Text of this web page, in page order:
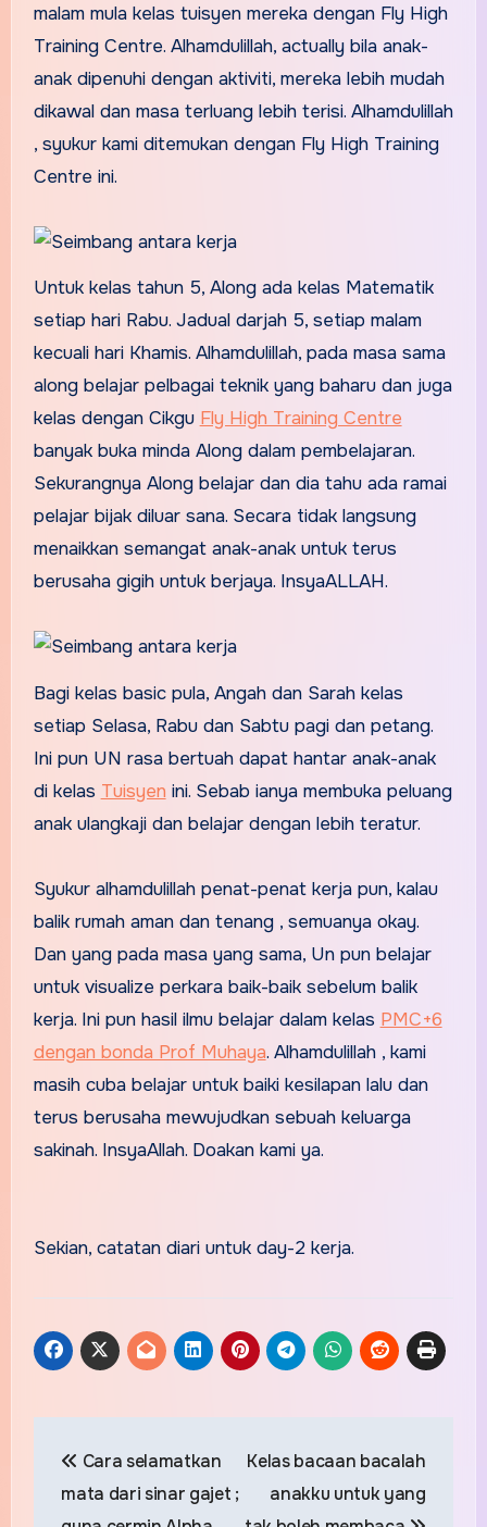
malam mula kelas tuisyen mereka dengan Fly High
Training Centre. Alhamdulillah, actually bila anak-
anak dipenuhi dengan aktiviti, mereka lebih mudah
dikawal dan masa terluang lebih terisi. Alhamdulillah
, syukur kami ditemukan dengan Fly High Training
Centre ini.
Untuk kelas tahun 5, Along ada kelas Matematik
setiap hari Rabu. Jadual darjah 5, setiap malam
kecuali hari Khamis. Alhamdulillah, pada masa sama
along belajar pelbagai teknik yang baharu dan juga
kelas dengan Cikgu Fly High Training Centre
banyak buka minda Along dalam pembelajaran.
Sekurangnya Along belajar dan dia tahu ada ramai
pelajar bijak diluar sana. Secara tidak langsung
menaikkan semangat anak-anak untuk terus
berusaha gigih untuk berjaya. InsyaALLAH.
Bagi kelas basic pula, Angah dan Sarah kelas
setiap Selasa, Rabu dan Sabtu pagi dan petang.
Ini pun UN rasa bertuah dapat hantar anak-anak
di kelas Tuisyen ini. Sebab ianya membuka peluang
anak ulangkaji dan belajar dengan lebih teratur.
Syukur alhamdulillah penat-penat kerja pun, kalau
balik rumah aman dan tenang , semuanya okay.
Dan yang pada masa yang sama, Un pun belajar
untuk visualize perkara baik-baik sebelum balik
kerja. Ini pun hasil ilmu belajar dalam kelas PMC+6
dengan bonda Prof Muhaya. Alhamdulillah , kami
masih cuba belajar untuk baiki kesilapan lalu dan
terus berusaha mewujudkan sebuah keluarga
sakinah. InsyaAllah. Doakan kami ya.
Sekian, catatan diari untuk day-2 kerja.
navigation
Cara selamatkan
mata dari sinar gajet ;
Kelas bacaan bacalah
anakku untuk yang